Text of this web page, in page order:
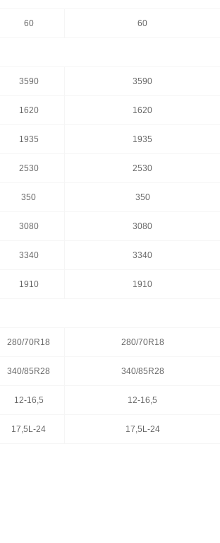
60 60
3590 3590
1620 1620
1935 1935
2530 2530
350 350
3080 3080
3340 3340
1910 1910
280/70R18 280/70R18
340/85R28 340/85R28
12-16,5 12-16,5
17,5L-24 17,5L-24